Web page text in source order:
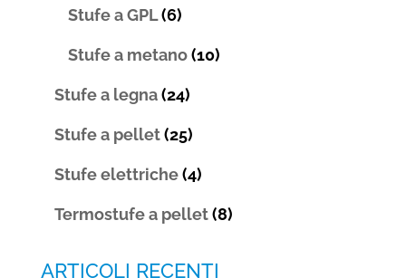
Stufe a GPL (6)
Stufe a metano (10)
Stufe a legna (24)
Stufe a pellet (25)
Stufe elettriche (4)
Termostufe a pellet (8)
ARTICOLI RECENTI